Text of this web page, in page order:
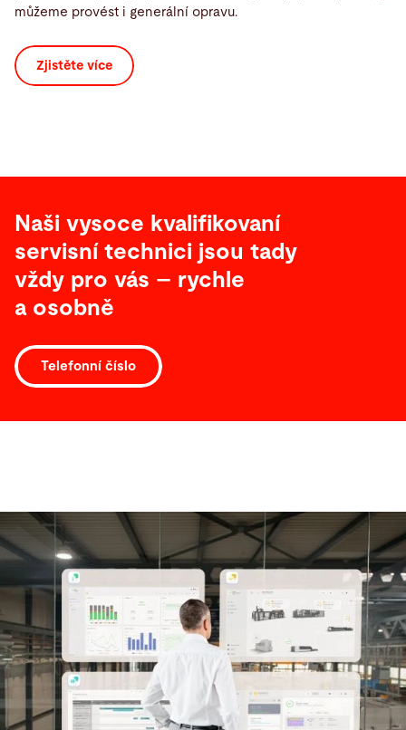
můžeme provést i generální opravu.
Zjistěte více
Naši vysoce kvalifikovaní
servisní technici jsou tady
vždy pro vás – rychle
a osobně
Telefonní číslo